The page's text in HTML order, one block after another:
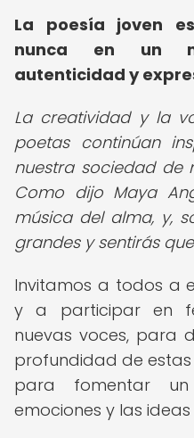
La poesía joven
nunca en un
autenticidad y
La creatividad y la
poetas continúan
nuestra sociedad de
Como dijo Maya
música del alma, y,
grandes y sentirás
Invitamos a todos a
y a participar en
nuevas voces, para
profundidad de estas
para fomentar
emociones y las